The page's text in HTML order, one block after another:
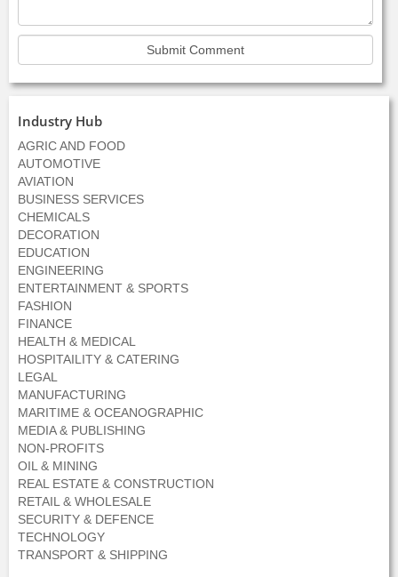
Industry Hub
AGRIC AND FOOD
AUTOMOTIVE
AVIATION
BUSINESS SERVICES
CHEMICALS
DECORATION
EDUCATION
ENGINEERING
ENTERTAINMENT & SPORTS
FASHION
FINANCE
HEALTH & MEDICAL
HOSPITAILITY & CATERING
LEGAL
MANUFACTURING
MARITIME & OCEANOGRAPHIC
MEDIA & PUBLISHING
NON-PROFITS
OIL & MINING
REAL ESTATE & CONSTRUCTION
RETAIL & WHOLESALE
SECURITY & DEFENCE
TECHNOLOGY
TRANSPORT & SHIPPING